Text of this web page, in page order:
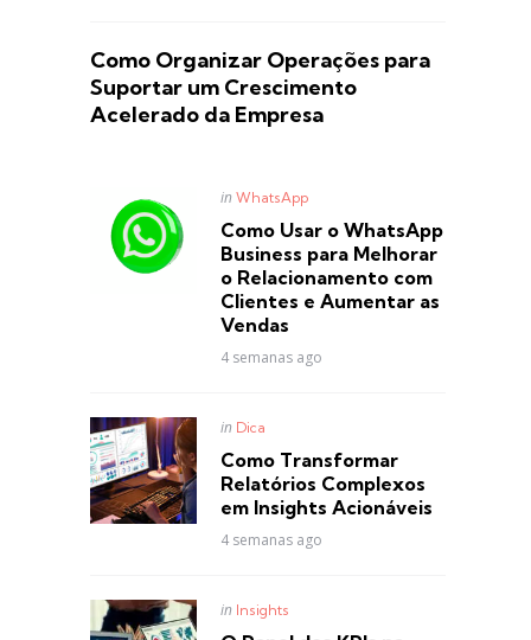
Como Organizar Operações para
Suportar um Crescimento
Acelerado da Empresa
Posted
in WhatsApp
Como Usar o WhatsApp
Business para Melhorar
o Relacionamento com
Clientes e Aumentar as
Vendas
4 semanas ago
Posted
in Dica
Como Transformar
Relatórios Complexos
em Insights Acionáveis
4 semanas ago
Posted
in Insights